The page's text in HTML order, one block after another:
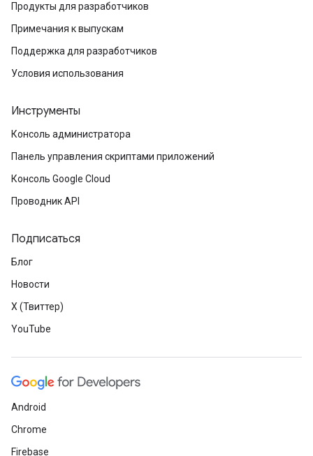
Продукты для разработчиков
Примечания к выпускам
Поддержка для разработчиков
Условия использования
Инструменты
Консоль администратора
Панель управления скриптами приложений
Консоль Google Cloud
Проводник API
Подписаться
Блог
Новости
X (Твиттер)
YouTube
Android
Chrome
Firebase